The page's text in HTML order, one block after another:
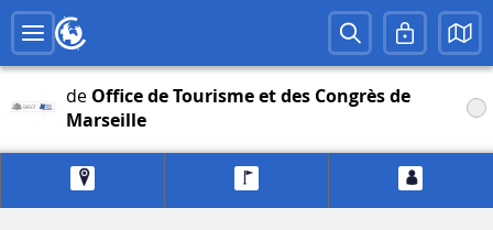
de Office de Tourisme et des Congrès de
Marseille